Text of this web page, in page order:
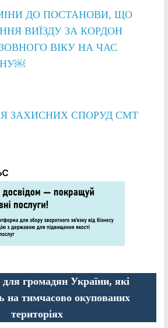
ДО ПОСТАНОВИ, ЩО
ВИЇЗДУ ЗА КОРДОН
ВІКУ НА ЧАС
ЗАХИСНИХ СПОРУД СМТ
громадян України, які
на тимчасово окупованих
територіях